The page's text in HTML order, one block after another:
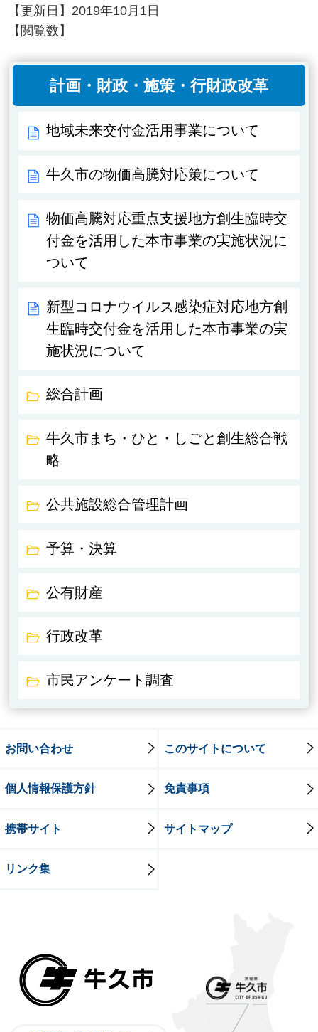
【更新日】 2019年10月1日
【閲覧数】
計画・財政・施策・行財政改革
地域未来交付金活用事業について
牛久市の物価高騰対応策について
物価高騰対応重点支援地方創生臨時交
付金を活用した本市事業の実施状況に
ついて
新型コロナウイルス感染症対応地方創
生臨時交付金を活用した本市事業の実
施状況について
総合計画
牛久市まち・ひと・しごと創生総合戦
略
公共施設総合管理計画
予算・決算
公有財産
行政改革
市民アンケート調査
お問い合わせ このサイトについて
個人情報保護方針 免責事項
携帯サイト サイトマップ
リンク集